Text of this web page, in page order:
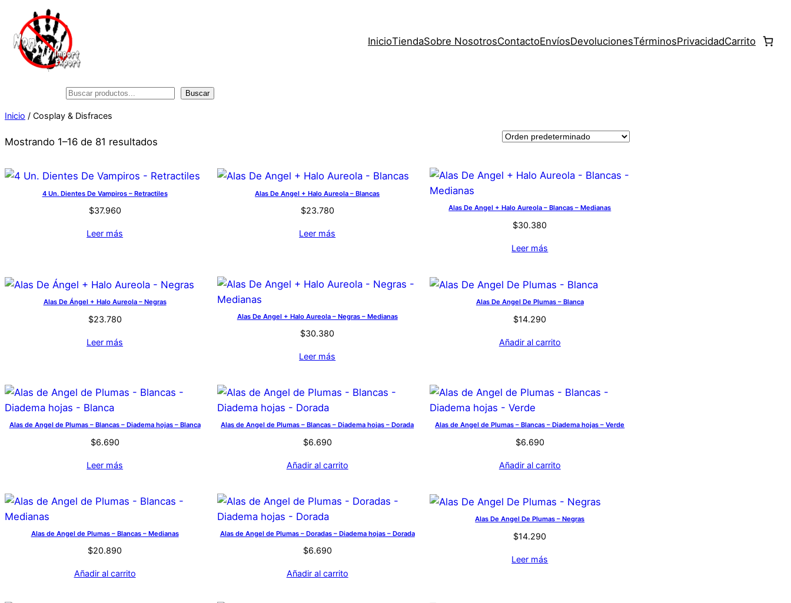
contenido
InicioTiendaSobre NosotrosContactoEnvíosDevolucionesTérminosPrivacidadCarrito
Buscar Buscar
Inicio / Cosplay & Disfraces
Mostrando 1–16 de 81 resultados
4 Un. Dientes De Vampiros – Retractiles
$37.960
Leer más
Alas De Angel + Halo Aureola – Blancas
$23.780
Leer más
Alas De Angel + Halo Aureola – Blancas – Medianas
$30.380
Leer más
Alas De Ángel + Halo Aureola – Negras
$23.780
Leer más
Alas De Angel + Halo Aureola – Negras – Medianas
$30.380
Leer más
Alas De Angel De Plumas – Blanca
$14.290
Añadir al carrito
Alas de Angel de Plumas – Blancas – Diadema hojas – Blanca
$6.690
Leer más
Alas de Angel de Plumas – Blancas – Diadema hojas – Dorada
$6.690
Añadir al carrito
Alas de Angel de Plumas – Blancas – Diadema hojas – Verde
$6.690
Añadir al carrito
Alas de Angel de Plumas – Blancas – Medianas
$20.890
Añadir al carrito
Alas de Angel de Plumas – Doradas – Diadema hojas – Dorada
$6.690
Añadir al carrito
Alas De Angel De Plumas – Negras
$14.290
Leer más